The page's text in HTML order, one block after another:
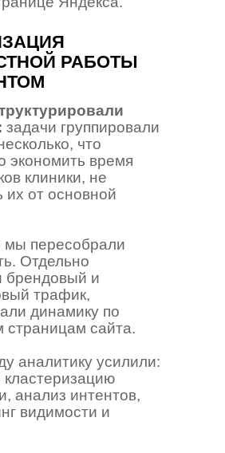
задачи группировали
что
экономить время
клиники, не
их от основной
мы пересобрали
Отдельно
брендовый и
трафик,
динамику по
страницам сайта.
аналитику усилили:
кластеризацию
анализ интентов,
видимости и
РАБОТЫ